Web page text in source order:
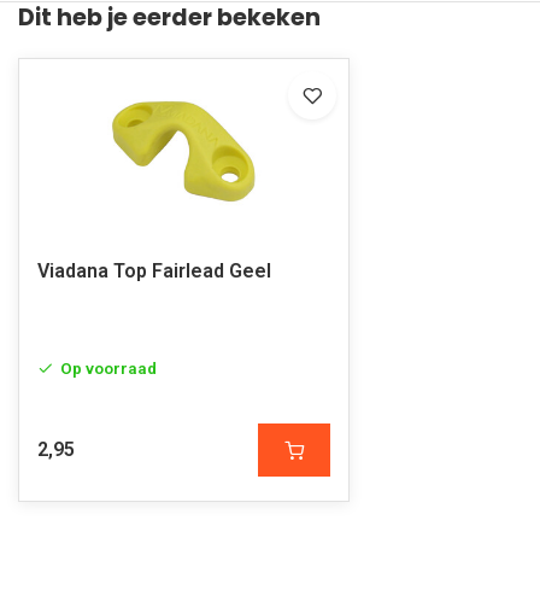
Dit heb je eerder bekeken
Viadana Top Fairlead Geel
Op voorraad
2,95